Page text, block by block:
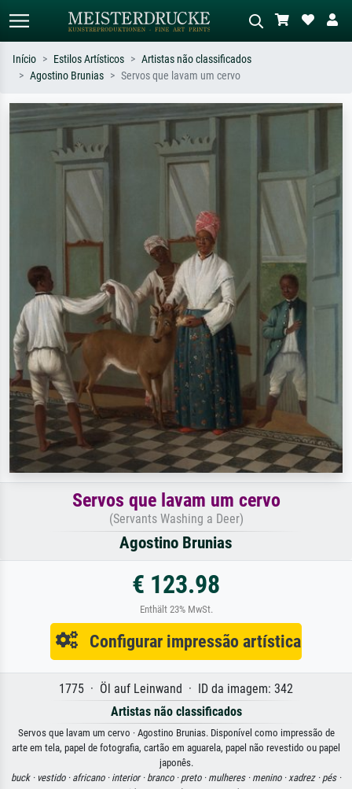
Pesquise por artista, título ou estilo –
ex: Monet, Noite Estrelada,
impressionismo, onda de Hokusai, nu.
Descreva a cena – ex: prado verde,
a óleo escura, nu em pé ao lado de
Início Estilos Artísticos
Artistas não classificados
Agostino Brunias
Servos que lavam um cervo
Servos que lavam um cervo
(Servants Washing a Deer)
Agostino Brunias
€ 123.98
Enthält 23% MwSt.
Configurar impressão artística
1775 · Öl auf Leinwand · ID da imagem: 342
Artistas não classificados
Servos que lavam um cervo · Agostino Brunias. Disponível como impressão de
arte em tela, papel de fotografia, cartão em aguarela, papel não revestido ou papel
japonês.
buck · vestido · africano · interior · branco · preto · mulheres · menino · xadrez · pés ·